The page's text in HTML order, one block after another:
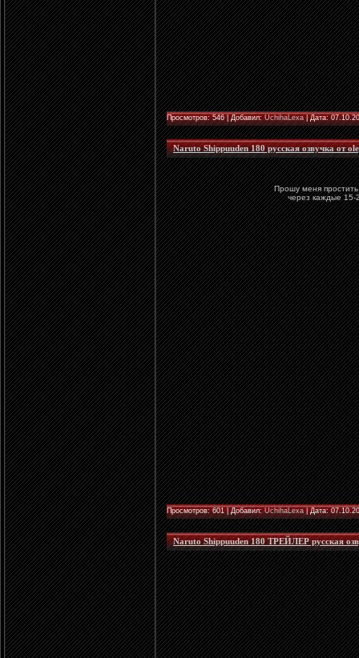
Просмотров: 546 | Добавил:UchihaLexa| Дата:
Naruto Shippuuden 180 русская озвучка от
Прошу меня простить, но озвучки
через каждые 15-
Просмотров: 601 | Добавил:UchihaLexa| Дата:
Naruto Shippuuden 180 ТРЕЙЛЕР русская